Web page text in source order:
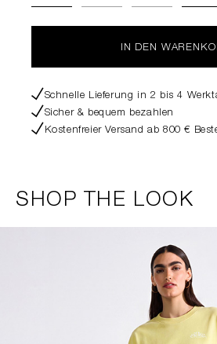
IN DEN
Schnelle Lieferung in 2 bis 4
Sicher & bequem bezahlen
Kostenfreier Versand ab 800 €
SHOP THE LOOK